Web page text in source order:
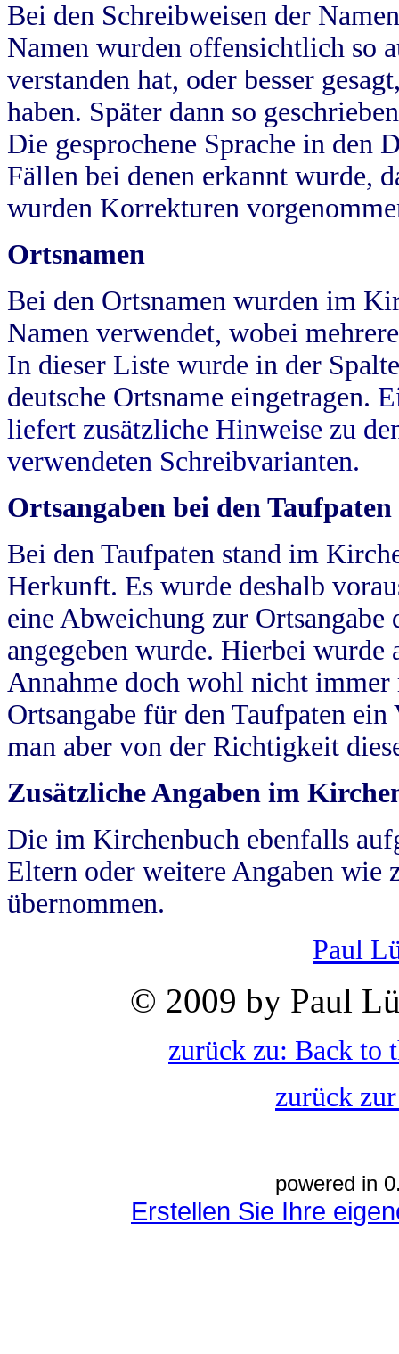
Bei den Schreibweisen der
Namen wurden offensichtlich so
verstanden hat, oder besser
haben. Später dann so
Die gesprochene Sprache in
Fällen bei denen erkannt wurde,
wurden Korrekturen
Ortsnamen
Bei den Ortsnamen wurden im
Namen verwendet, wobei
In dieser Liste wurde in der
deutsche Ortsname eingetragen.
liefert zusätzliche Hinweise zu
verwendeten Schreibvarianten.
Ortsangaben bei den Taufpaten
Bei den Taufpaten stand im
Herkunft. Es wurde deshalb
eine Abweichung zur
angegeben wurde. Hierbei wurde
Annahme doch wohl nicht
Ortsangabe für den Taufpaten
man aber von der Richtigkeit
Zusätzliche Angaben im
Die im Kirchenbuch ebenfalls
Eltern oder weitere Angaben wie
übernommen.
Paul
© 2009 by Paul
zurück zu: Back to
zurück
powered in
Erstellen Sie Ihre